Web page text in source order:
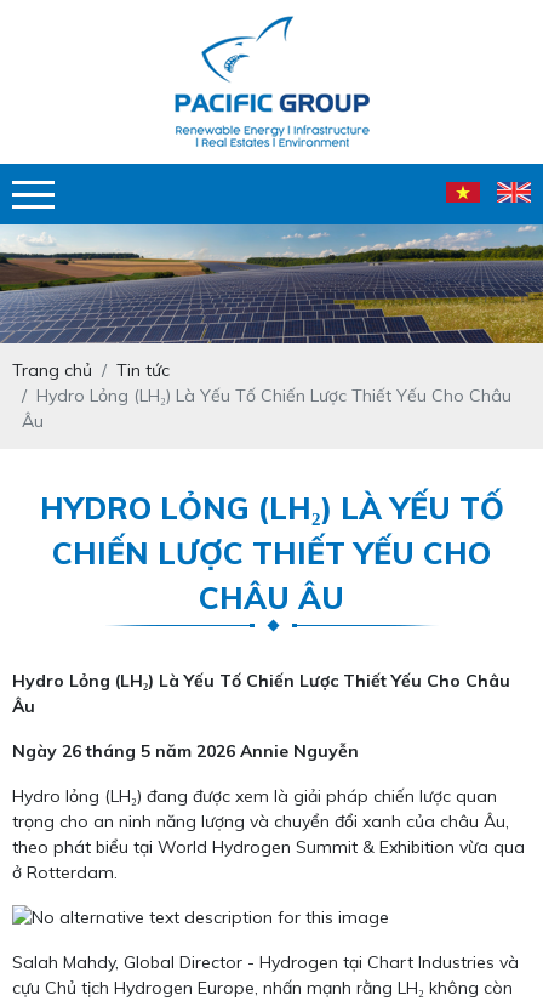
Trang chủ
Tin tức
Hydro Lỏng (LH₂) Là Yếu Tố Chiến Lược Thiết Yếu Cho Châu
Âu
HYDRO LỎNG (LH₂) LÀ YẾU TỐ
CHIẾN LƯỢC THIẾT YẾU CHO
CHÂU ÂU
Hydro Lỏng (LH₂) Là Yếu Tố Chiến Lược Thiết Yếu Cho Châu
Âu
Ngày 26 tháng 5 năm 2026 Annie Nguyễn
Hydro lỏng (LH₂) đang được xem là giải pháp chiến lược quan
trọng cho an ninh năng lượng và chuyển đổi xanh của châu Âu,
theo phát biểu tại World Hydrogen Summit & Exhibition vừa qua
ở Rotterdam.
Salah Mahdy, Global Director - Hydrogen tại Chart Industries và
cựu Chủ tịch Hydrogen Europe, nhấn mạnh rằng LH₂ không còn